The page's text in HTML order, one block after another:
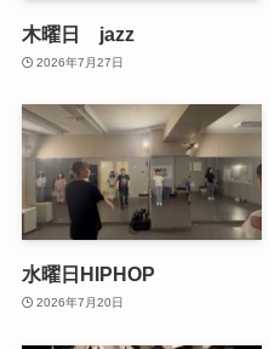
木曜日 jazz
2026年7月27日
水曜日HIPHOP
2026年7月20日